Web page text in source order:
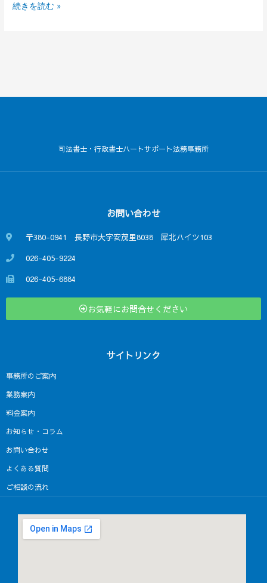
続きを読む »
司法書士・行政書士ハートサポート法務事務所
お問い合わせ
〒380-0941 長野市大字安茂里8038 犀北ハイツ103
026-405-9224
026-405-6884
お気軽にお問合せください
サイトリンク
事務所のご案内
業務案内
料金案内
お知らせ・コラム
お問い合わせ
よくある質問
ご相談の流れ